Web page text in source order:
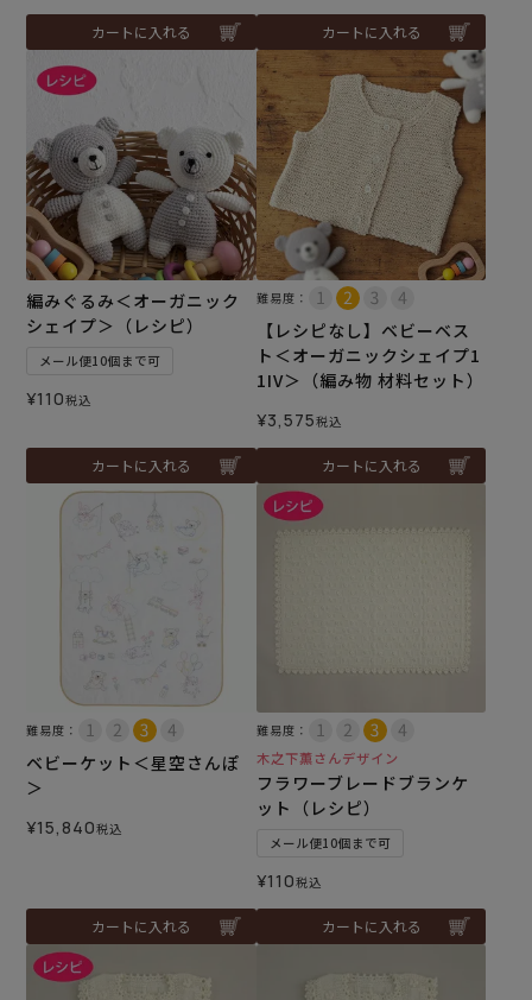
カートに入れる カートに入れる
編みぐるみ＜オーガニック
シェイプ＞（レシピ）
メール便10個まで可
¥110税込
カートに入れる
難易度：
【レシピなし】ベビーベス
ト＜オーガニックシェイプ1
1IV＞（編み物 材料セット）
¥3,575税込
カートに入れる
難易度：
ベビーケット＜星空さんぽ
＞
¥15,840税込
カートに入れる
難易度：
木之下薫さんデザイン
フラワーブレードブランケ
ット（レシピ）
メール便10個まで可
¥110税込
カートに入れる